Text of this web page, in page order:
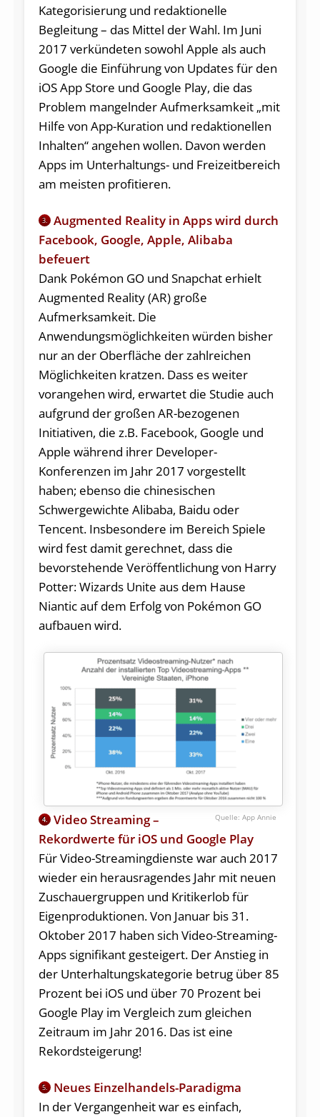
Kategorisierung und redaktionelle
Begleitung – das Mittel der Wahl. Im Juni
2017 verkündeten sowohl Apple als auch
Google die Einführung von Updates für den
iOS App Store und Google Play, die das
Problem mangelnder Aufmerksamkeit „mit
Hilfe von App-Kuration und redaktionellen
Inhalten“ angehen wollen. Davon werden
Apps im Unterhaltungs- und Freizeitbereich
am meisten profitieren.
3.
Augmented Reality in Apps wird durch
Facebook, Google, Apple, Alibaba
befeuert
Dank Pokémon GO und Snapchat erhielt
Augmented Reality (AR) große
Aufmerksamkeit. Die
Anwendungsmöglichkeiten würden bisher
nur an der Oberfläche der zahlreichen
Möglichkeiten kratzen. Dass es weiter
vorangehen wird, erwartet die Studie auch
aufgrund der großen AR-bezogenen
Initiativen, die z.B. Facebook, Google und
Apple während ihrer Developer-
Konferenzen im Jahr 2017 vorgestellt
haben; ebenso die chinesischen
Schwergewichte Alibaba, Baidu oder
Tencent. Insbesondere im Bereich Spiele
wird fest damit gerechnet, dass die
bevorstehende Veröffentlichung von Harry
Potter: Wizards Unite aus dem Hause
Niantic auf dem Erfolg von Pokémon GO
aufbauen wird.
App Annie
4.
Video Streaming –
Rekordwerte für iOS und Google Play
Für Video-Streamingdienste war auch 2017
wieder ein herausragendes Jahr mit neuen
Zuschauergruppen und Kritikerlob für
Eigenproduktionen. Von Januar bis 31.
Oktober 2017 haben sich Video-Streaming-
Apps signifikant gesteigert. Der Anstieg in
der Unterhaltungskategorie betrug über 85
Prozent bei iOS und über 70 Prozent bei
Google Play im Vergleich zum gleichen
Zeitraum im Jahr 2016. Das ist eine
Rekordsteigerung!
5.
Neues Einzelhandels-Paradigma
In der Vergangenheit war es einfach,